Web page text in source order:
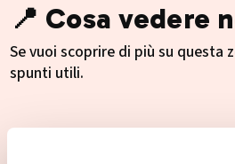
📍 Cosa vedere
Se vuoi scoprire di più su questa
spunti utili.